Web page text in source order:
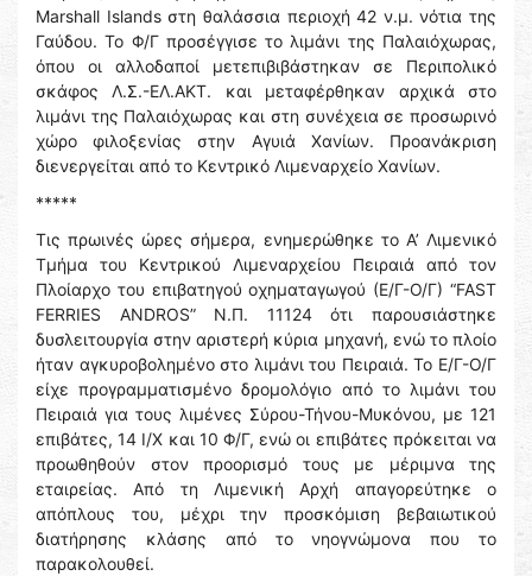
Marshall Islands στη θαλάσσια περιοχή 42 ν.μ. νότια της
Γαύδου. Το Φ/Γ προσέγγισε το λιμάνι της Παλαιόχωρας,
όπου οι αλλοδαποί μετεπιβιβάστηκαν σε Περιπολικό
σκάφος Λ.Σ.-ΕΛ.ΑΚΤ. και μεταφέρθηκαν αρχικά στο
λιμάνι της Παλαιόχωρας και στη συνέχεια σε προσωρινό
χώρο φιλοξενίας στην Αγυιά Χανίων. Προανάκριση
διενεργείται από το Κεντρικό Λιμεναρχείο Χανίων.
*****
Τις πρωινές ώρες σήμερα, ενημερώθηκε το Α’ Λιμενικό
Τμήμα του Κεντρικού Λιμεναρχείου Πειραιά από τον
Πλοίαρχο του επιβατηγού οχηματαγωγού (Ε/Γ-O/Γ) “FAST
FERRIES ANDROS” Ν.Π. 11124 ότι παρουσιάστηκε
δυσλειτουργία στην αριστερή κύρια μηχανή, ενώ το πλοίο
ήταν αγκυροβολημένο στο λιμάνι του Πειραιά. Το Ε/Γ-Ο/Γ
είχε προγραμματισμένο δρομολόγιο από το λιμάνι του
Πειραιά για τους λιμένες Σύρου-Τήνου-Μυκόνου, με 121
επιβάτες, 14 Ι/Χ και 10 Φ/Γ, ενώ οι επιβάτες πρόκειται να
προωθηθούν στον προορισμό τους με μέριμνα της
εταιρείας. Από τη Λιμενική Αρχή απαγορεύτηκε ο
απόπλους του, μέχρι την προσκόμιση βεβαιωτικού
διατήρησης κλάσης από το νηογνώμονα που το
παρακολουθεί.